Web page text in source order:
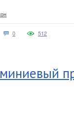
0 512